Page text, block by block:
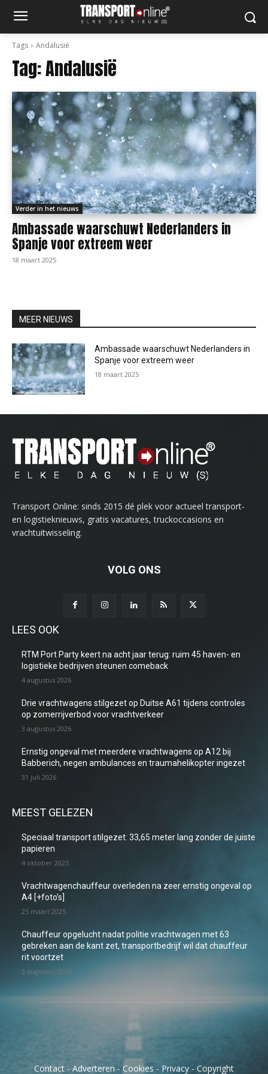
Tags Andalusië
Tag:Andalusië
Verder in het nieuws
Ambassade waarschuwt Nederlanders in
Spanje voor extreem weer
18 maart 2025
MEER NIEUWS
Ambassade waarschuwt Nederlanders in
Spanje voor extreem weer
18 maart 2025
Transport Online: sinds 2015 dé plek voor actueel transport-
en logistieknieuws, gratis vacatures, truckoccasions en
vrachtuitwisseling.
VOLG ONS
LEES OOK
RTM Port Party keert na acht jaar terug: ruim 45 haven- en
logistieke bedrijven steunen comeback
4 augustus 2026
Drie vrachtwagens stilgezet op Duitse A61 tijdens controles
op zomerrijverbod voor vrachtverkeer
3 augustus 2026
Ernstig ongeval met meerdere vrachtwagens op A12 bij
Babberich, negen ambulances en traumahelikopter ingezet
31 juli 2026
MEEST GELEZEN
Speciaal transport stilgezet: 33,65 meter lang zonder de juiste
papieren
4 oktober 2025
Vrachtwagenchauffeur overleden na zeer ernstig ongeval op
A4 [+foto’s]
25 maart 2025
Chauffeur opgelucht nadat politie vrachtwagen met 63
gebreken aan de kant zet, transportbedrijf wil dat chauffeur
rit voortzet
3 augustus 2026
Contact -Adverteren - Cookies - Privacy - Copyright